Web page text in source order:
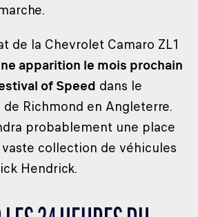
de la Chevrolet Camaro ZL1
apparition le mois prochain
of Speed dans le
Richmond en Angleterre.
probablement une place
collection de véhicules
Hendrick.